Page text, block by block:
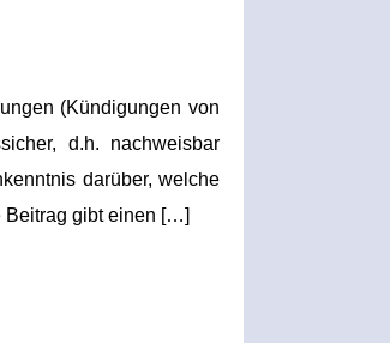
(Kündigungen von
d.h. nachweisbar
darüber, welche
Beitrag gibt einen […]